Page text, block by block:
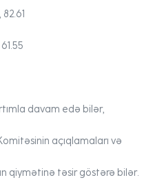
davam edə bilər,
açıqlamaları və
qiymətinə təsir göstərə bilər.